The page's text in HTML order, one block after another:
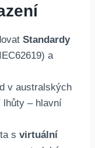
Standardy
a
v australských
lhůty – hlavní
s virtuální